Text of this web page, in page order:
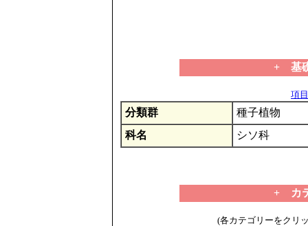
+ 基
項
分類群
種子植物
科名
シソ科
+ カ
(各カテゴリーをクリ